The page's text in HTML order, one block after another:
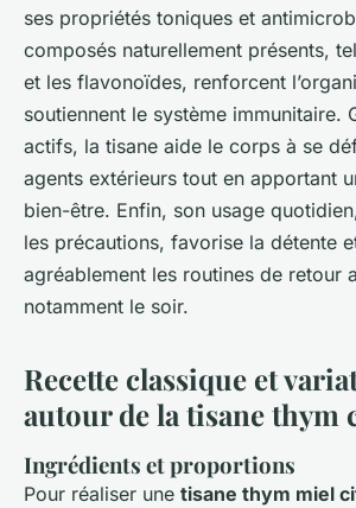
ses propriétés toniques et
composés naturellement présents,
et les flavonoïdes, renforcent
soutiennent le système immunitaire.
actifs, la tisane aide le corps à se
agents extérieurs tout en apportant
bien-être. Enfin, son usage
les précautions, favorise la détente
agréablement les routines de retour
notamment le soir.
Recette classique et
autour de la tisane thym
Ingrédients et proportions
Pour réaliser une tisane thym miel